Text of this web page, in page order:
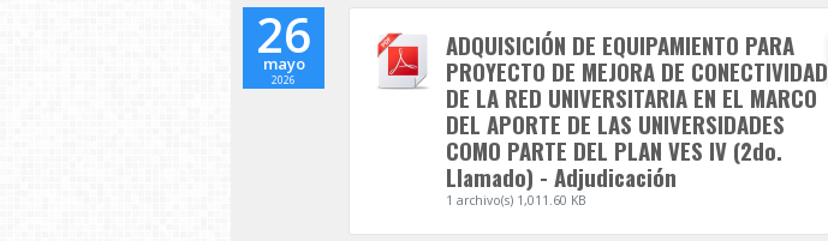
26
mayo
2026
ADQUISICIÓN DE EQUIPAMIENTO PARA
PROYECTO DE MEJORA DE CONECTIVIDAD
DE LA RED UNIVERSITARIA EN EL MARCO
DEL APORTE DE LAS UNIVERSIDADES
COMO PARTE DEL PLAN VES IV (2do.
Llamado) - Adjudicación
1 archivo(s) 1,011.60 KB